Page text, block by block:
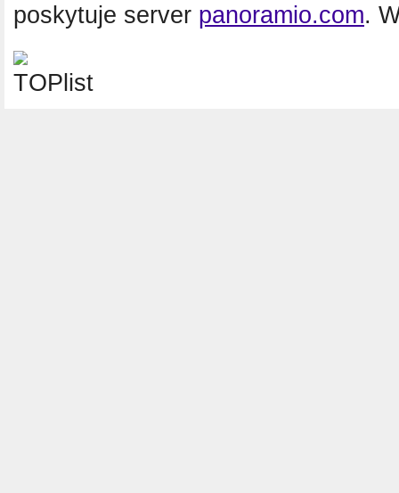
poskytuje server panoramio.com.